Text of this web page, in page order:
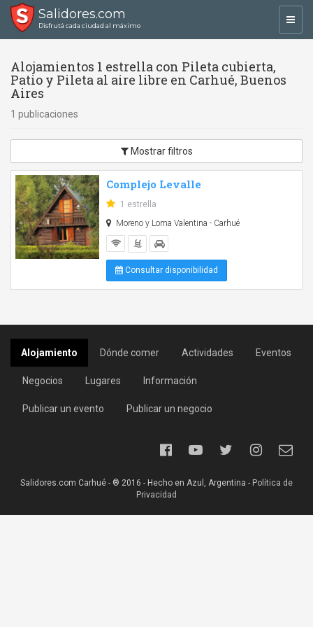
Salidores.com
Disfrutá cada ciudad al máximo
Alojamientos 1 estrella con Pileta cubierta,
Patio y Pileta al aire libre en Carhué, Buenos
Aires
1 publicaciones
Mostrar filtros
Complejo Levalle
1 estrella
Moreno y Loma Valentina - Carhué
Consultar disponibilidad
Alojamiento Dónde comer Actividades Eventos
Negocios Lugares Información
Publicar un evento Publicar un negocio
Salidores.com Carhué - ® 2016 - Hecho en Azul, Argentina - Política de
Privacidad